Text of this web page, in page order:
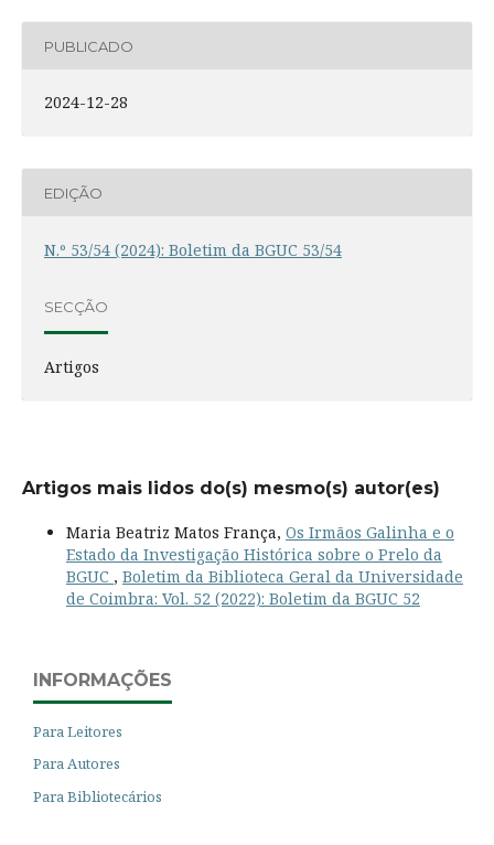
PUBLICADO
2024-12-28
EDIÇÃO
N.º 53/54 (2024): Boletim da BGUC 53/54
SECÇÃO
Artigos
Artigos mais lidos do(s) mesmo(s) autor(es)
Maria Beatriz Matos França, Os Irmãos Galinha e o
Estado da Investigação Histórica sobre o Prelo da
BGUC , Boletim da Biblioteca Geral da Universidade
de Coimbra: Vol. 52 (2022): Boletim da BGUC 52
INFORMAÇÕES
Para Leitores
Para Autores
Para Bibliotecários